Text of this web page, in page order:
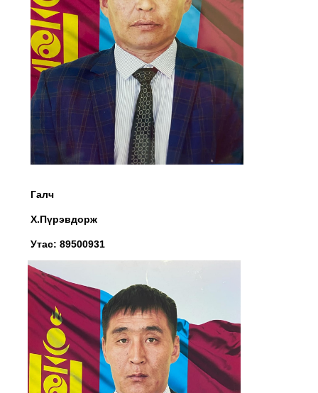
Галч
Х.Пүрэвдорж
Утас: 89500931